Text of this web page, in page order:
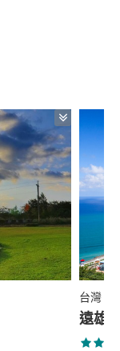
台灣 ·
遠雄